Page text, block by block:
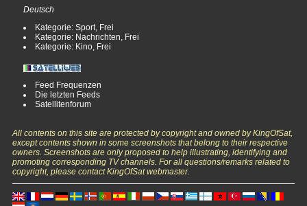
Deutsch
Kategorie: Sport, Frei
Kategorie: Nachrichten, Frei
Kategorie: Kino, Frei
Feed Frequenzen
Die letzten Feeds
Satellitenforum
All contents on this site are protected by copyright and owned by KingOfSat,
except contents shown in some screenshots that belong to their respective
owners. Screenshots are only proposed to help illustrating, identifying and
promoting corresponding TV channels. For all questions/remarks related to
copyright, please contact KingOfSat webmaster.